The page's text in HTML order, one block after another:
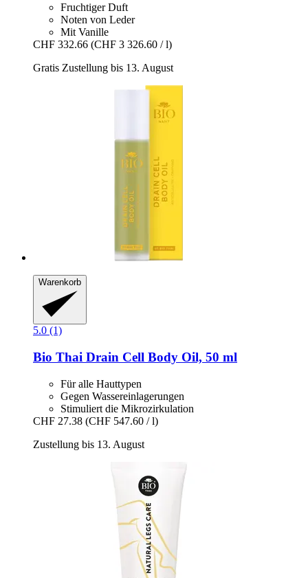
Fruchtiger Duft
Noten von Leder
Mit Vanille
CHF 332.66 (CHF 3 326.60 / l)
Gratis Zustellung bis 13. August
Warenkorb
5.0 (1)
Bio Thai Drain Cell Body Oil, 50 ml
Für alle Hauttypen
Gegen Wassereinlagerungen
Stimuliert die Mikrozirkulation
CHF 27.38 (CHF 547.60 / l)
Zustellung bis 13. August